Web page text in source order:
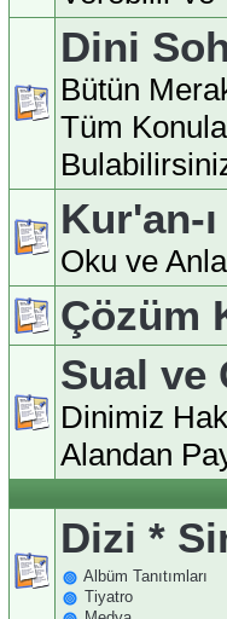
Dini
Bütün
Tüm
Kur'an-
Oku ve
Çözüm
Sual ve
Dinimiz
Alandan
Dizi *
Albüm Tanıtımları
Tiyatro